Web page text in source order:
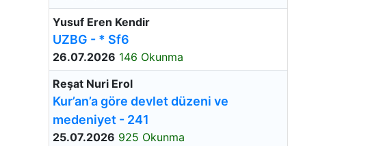
Yusuf Eren Kendir
UZBG - * Sf6
26.07.2026 146 Okunma
Reşat Nuri Erol
Kur’an’a göre devlet düzeni ve
medeniyet - 241
25.07.2026 925 Okunma